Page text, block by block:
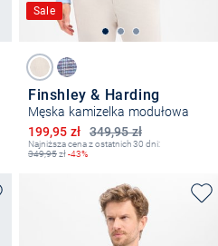
Sale
Finshley & Harding
Męska kamizelka modułowa
349,95 zł
Obniżona cena
199,95 zł
Najniższa cena z ostatnich 30 dni:
349,95zł-43%